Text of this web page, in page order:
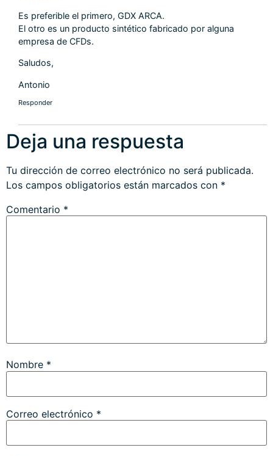
Es preferible el primero, GDX ARCA.
El otro es un producto sintético fabricado por alguna
empresa de CFDs.
Saludos,
Antonio
Responder
Deja una respuesta
Tu dirección de correo electrónico no será publicada.
Los campos obligatorios están marcados con *
Comentario *
Nombre *
Correo electrónico *